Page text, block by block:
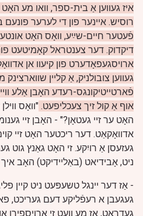
איז געווען אַ בית-ספר, וואו מע
רוסיש. איינער פון די לערער
פֿעטער חיים-שײַע, וואָס האָט
דיקדוק. דער צענטראל קאָמיטעט
ארויסגעפאָדערט פון קיעוו אן
געווען צובולניק, אַ קליין
פֿארטייטיקונגס-רעדע האָבן אַלע
אוף אַ קול זיך צעכליפעט. "וואָס
האָט ער זיי געטאָן?" - האָבן זיי
אדוואָקאַט. דער ריכטער האָט זיי
געזעסן אַ רויִקע. זי האָט גאַנץ גוט
ניט, אָבידיאט (באַליידיקט) האָב איך
- אַז דער יינגל טשעפּעט ניט קיין
געגעבן א רעפֿליקע דעם געריכט,
געדראָט, אז מע וועט זי ארויספירן